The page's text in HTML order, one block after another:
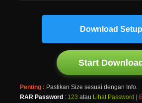
Download Setup
Start Download
Penting : Pastikan Size sesuai dengan Info.
RAR Password : 123 atau Lihat Password